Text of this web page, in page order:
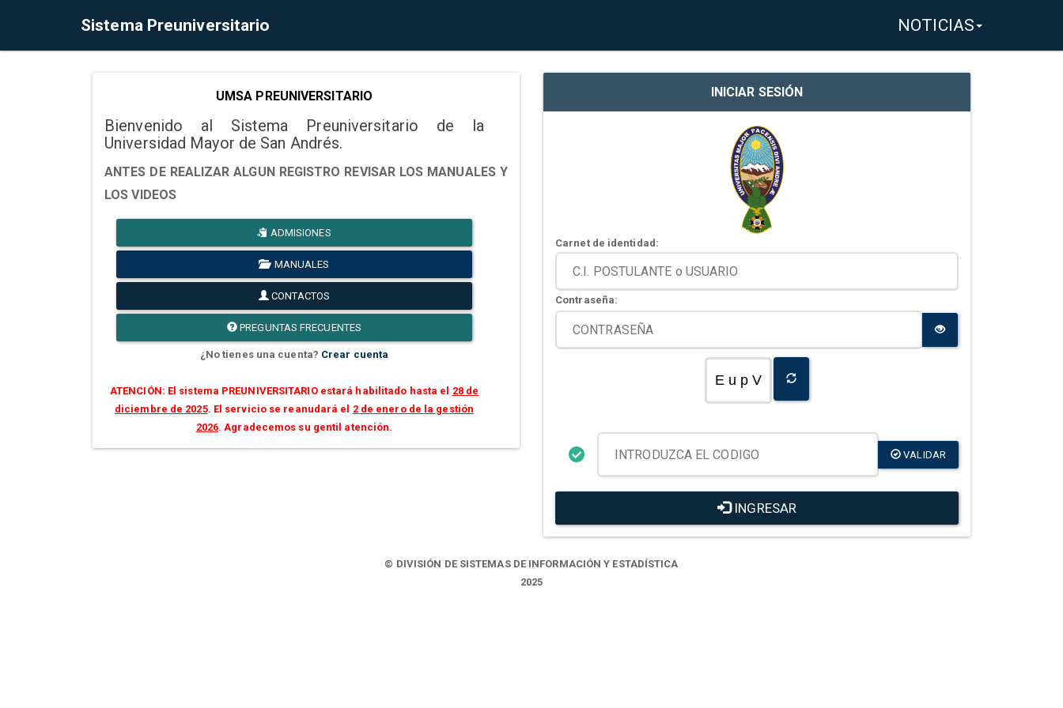
Sistema Preuniversitario NOTICIAS
UMSA PREUNIVERSITARIO
Bienvenido al Sistema Preuniversitario de la
Universidad Mayor de San Andrés.
ANTES DE REALIZAR ALGUN REGISTRO REVISAR LOS MANUALES Y
LOS VIDEOS
ADMISIONES
MANUALES
CONTACTOS
PREGUNTAS FRECUENTES
¿No tienes una cuenta? Crear cuenta
ATENCIÓN: El sistema PREUNIVERSITARIO estará habilitado hasta el 28 de
diciembre de 2025. El servicio se reanudará el 2 de enero de la gestión
2026. Agradecemos su gentil atención.
INICIAR SESIÓN
Carnet de identidad:
Contraseña:
E u p V
VALIDAR
INGRESAR
© DIVISIÓN DE SISTEMAS DE INFORMACIÓN Y ESTADÍSTICA
2025